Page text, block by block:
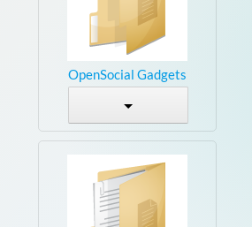
OpenSocial Gadgets